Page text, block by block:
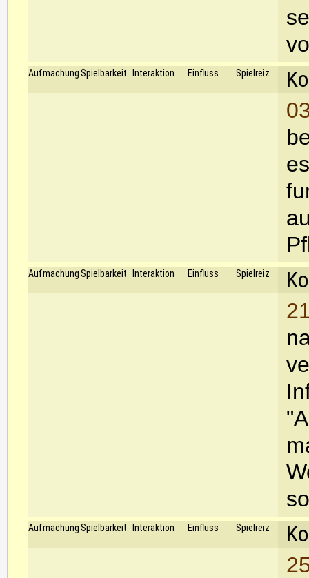
Aufmachung Spielbarkeit Interaktion Einfluss Spielreiz
Aufmachung Spielbarkeit Interaktion Einfluss Spielreiz
Aufmachung Spielbarkeit Interaktion Einfluss Spielreiz